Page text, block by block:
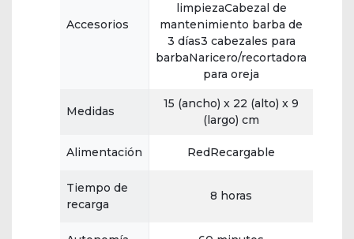
Accesorios
limpiezaCabezal de
mantenimiento barba de
3 días3 cabezales para
barbaNaricero/recortadora
para oreja
Medidas
15 (ancho) x 22 (alto) x 9
(largo) cm
Alimentación RedRecargable
Tiempo de
recarga
8 horas